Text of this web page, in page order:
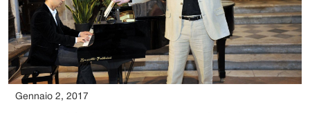
Gennaio 2, 2017